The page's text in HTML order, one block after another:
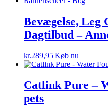
Bevægelse, Leg
Dagtilbud –
kr.289,95 Køb nu
Catlink Pure –
pets